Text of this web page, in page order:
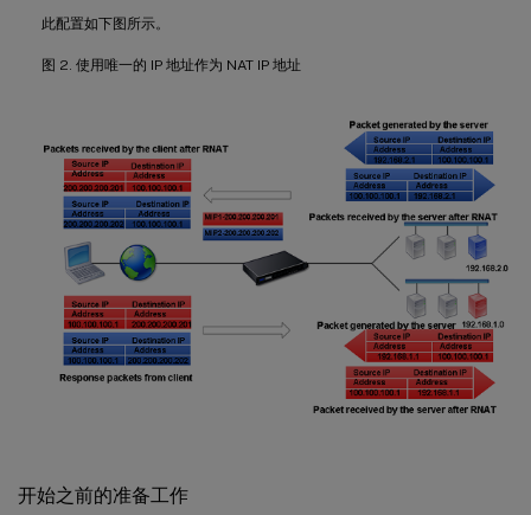
此配置如下图所示。
图 2. 使用唯一的 IP 地址作为 NAT IP 地址
开始之前的准备工作